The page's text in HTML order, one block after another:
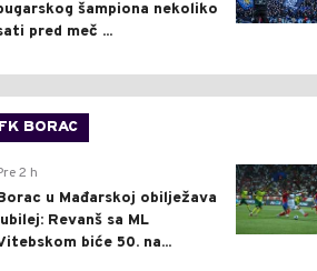
šampiona nekoliko
pred meč ...
FK BORAC
2 h
u Mađarskoj obilježava
Revanš sa ML
biće 50. na...